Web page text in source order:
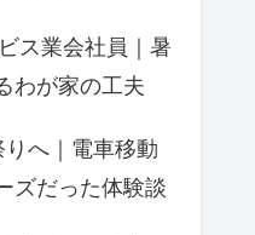
ス業会社員｜暑
わが家の工夫
へ｜電車移動
ズだった体験談